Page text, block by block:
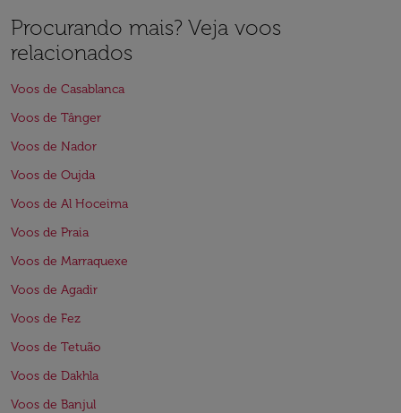
Procurando mais? Veja voos
relacionados
Voos de Casablanca
Voos de Tânger
Voos de Nador
Voos de Oujda
Voos de Al Hoceima
Voos de Praia
Voos de Marraquexe
Voos de Agadir
Voos de Fez
Voos de Tetuão
Voos de Dakhla
Voos de Banjul